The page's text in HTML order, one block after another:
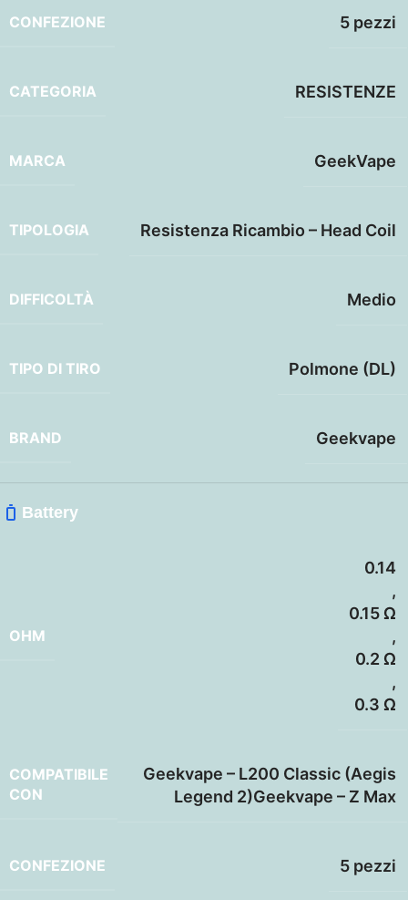
CONFEZIONE 5 pezzi
CATEGORIA RESISTENZE
MARCA GeekVape
TIPOLOGIA Resistenza Ricambio – Head Coil
DIFFICOLTÀ Medio
TIPO DI TIRO Polmone (DL)
BRAND Geekvape
Battery
OHM
0.14
,
0.15 Ω
,
0.2 Ω
,
0.3 Ω
COMPATIBILE
CON
Geekvape – L200 Classic (Aegis
Legend 2)Geekvape – Z Max
CONFEZIONE 5 pezzi